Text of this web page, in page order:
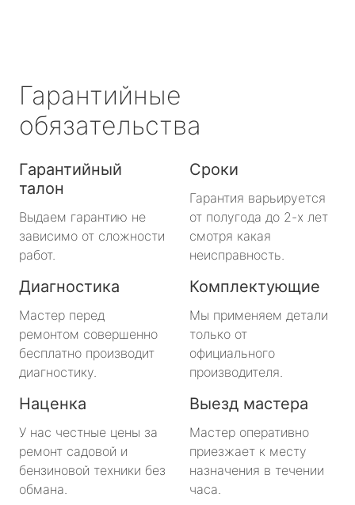
Гарантийные
обязательства
Гарантийный
талон
Выдаем гарантию не
зависимо от сложности
работ.
Сроки
Гарантия варьируется
от полугода до 2-х лет
смотря какая
неисправность.
Диагностика
Мастер перед
ремонтом совершенно
бесплатно производит
диагностику.
Комплектующие
Мы применяем детали
только от
официального
производителя.
Наценка
У нас честные цены за
ремонт садовой и
бензиновой техники без
обмана.
Выезд мастера
Мастер оперативно
приезжает к месту
назначения в течении
часа.